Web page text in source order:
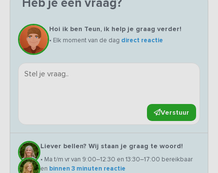
Hoi ik ben Teun, ik help je graag verder!
• Elk moment van de dag direct reactie
Verstuur
Liever bellen? Wij staan je graag te woord!
• Ma t/m vr van 9:00–12:30 en 13:30–17:00 bereikbaar
en binnen 3 minuten reactie